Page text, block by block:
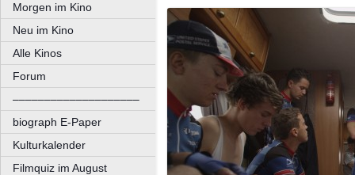
Morgen im Kino
Neu im Kino
Alle Kinos
Forum
––––––––––––––––––––
biograph E-Paper
Kulturkalender
Filmquiz im August